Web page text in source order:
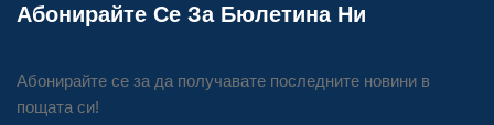
Абонирайте Се За Бюлетина Ни
Абонирайте се за да получавате последните новини в
пощата си!